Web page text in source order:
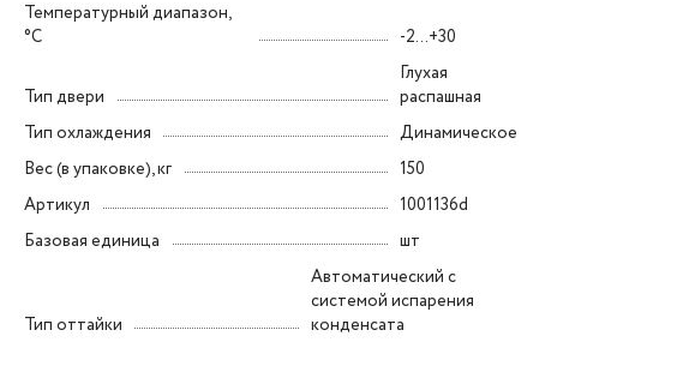
Температурный диапазон,
°C
-2…+30
Тип двери
Глухая
распашная
Тип охлаждения
Динамическое
Вес (в упаковке), кг
150
Артикул
1001136d
Базовая единица
шт
Тип оттайки
Автоматический с
системой испарения
конденсата